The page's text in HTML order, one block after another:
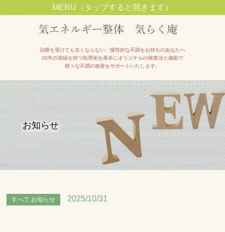
治療を受けても良くならない、慢性的な不調をお持ちのあなたへ
20年の実績を持つ気導術を基本にオリジナルの検査法と施術で
様々な不調の改善をサポートいたします。
お知らせ
すべて,お知らせ 2025/10/31
MENU（タップすると開きます）